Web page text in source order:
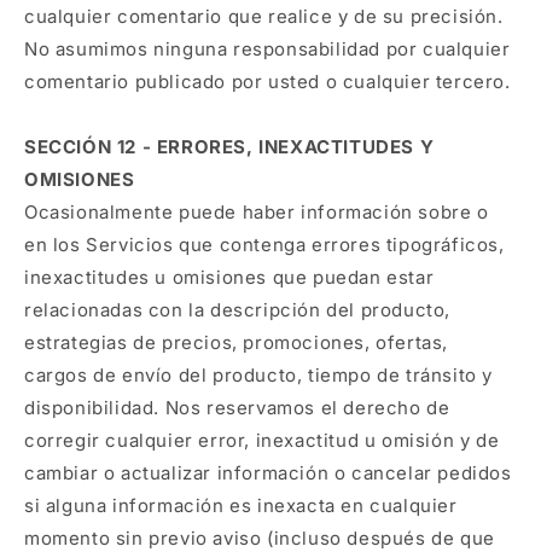
cualquier comentario que realice y de su precisión.
No asumimos ninguna responsabilidad por cualquier
comentario publicado por usted o cualquier tercero.
SECCIÓN 12 - ERRORES, INEXACTITUDES Y
OMISIONES
Ocasionalmente puede haber información sobre o
en los Servicios que contenga errores tipográficos,
inexactitudes u omisiones que puedan estar
relacionadas con la descripción del producto,
estrategias de precios, promociones, ofertas,
cargos de envío del producto, tiempo de tránsito y
disponibilidad. Nos reservamos el derecho de
corregir cualquier error, inexactitud u omisión y de
cambiar o actualizar información o cancelar pedidos
si alguna información es inexacta en cualquier
momento sin previo aviso (incluso después de que